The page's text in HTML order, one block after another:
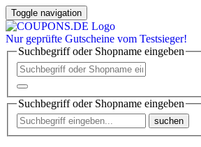
Toggle navigation
Nur geprüfte Gutscheine vom Testsieger!
Suchbegriff oder Shopname eingeben
Suchbegriff oder Shopname eingeben
suchen